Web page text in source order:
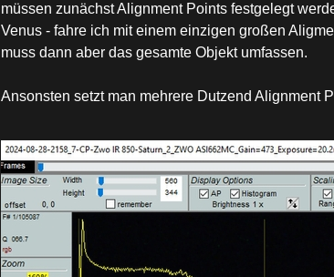
müssen zunächst Alignment Points festgelegt
Venus - fahre ich mit einem einzigen großen
muss dann aber das gesamte Objekt umfassen.
Ansonsten setzt man mehrere Dutzend Alignment